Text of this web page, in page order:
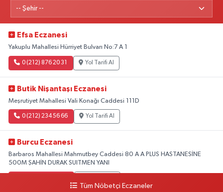
Efsa Eczanesi
Yakuplu Mahallesi Hürriyet Bulvarı No:7 A 1
0 (212) 876 20 31 Yol Tarifi Al
Butik Nişantaşı Eczanesi
Meşrutiyet Mahallesi Vali Konağı Caddesi 111D
0 (212) 234 56 66 Yol Tarifi Al
Burcu Eczanesi
Barbaros Mahallesi Mahmutbey Caddesi 80 A A PLUS HASTANESİNE
500M ŞAHİN DURAK SUITMEN YANI
Tüm Nöbetçi Eczaneler